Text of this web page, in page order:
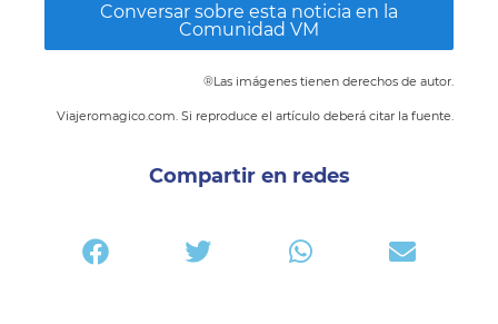
Conversar sobre esta noticia en la
Comunidad VM
®Las imágenes tienen derechos de autor.
Viajeromagico.com. Si reproduce el artículo deberá citar la fuente.
Compartir en redes